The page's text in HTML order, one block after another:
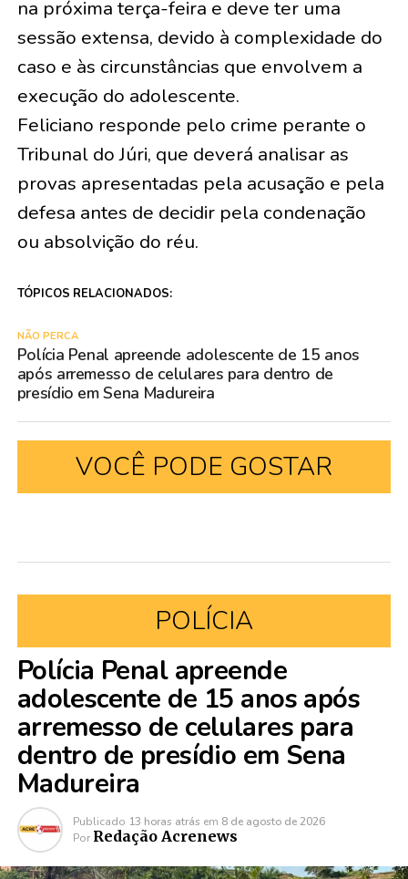
na próxima terça-feira e deve ter uma
sessão extensa, devido à complexidade do
caso e às circunstâncias que envolvem a
execução do adolescente.
Feliciano responde pelo crime perante o
Tribunal do Júri, que deverá analisar as
provas apresentadas pela acusação e pela
defesa antes de decidir pela condenação
ou absolvição do réu.
TÓPICOS RELACIONADOS:
NÃO PERCA
Polícia Penal apreende adolescente de 15 anos
após arremesso de celulares para dentro de
presídio em Sena Madureira
VOCÊ PODE GOSTAR
POLÍCIA
Polícia Penal apreende
adolescente de 15 anos após
arremesso de celulares para
dentro de presídio em Sena
Madureira
Publicado 13 horas atrás em 8 de agosto de 2026
Por Redação Acrenews